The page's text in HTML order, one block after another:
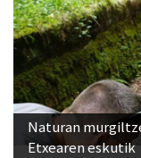
Naturan
Etxearen eskutik